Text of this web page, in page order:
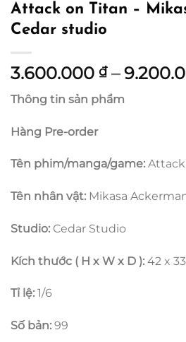
Attack on Titan –
Cedar studio
3.600.000 ₫ –
Thông tin sản phẩm
Hàng Pre-order
Tên phim/manga/game:
Tên nhân vật: Mikasa
Studio: Cedar Studio
Kích thước ( H x W x D ): 42 x
Tỉ lệ: 1/6
Số bản: 99